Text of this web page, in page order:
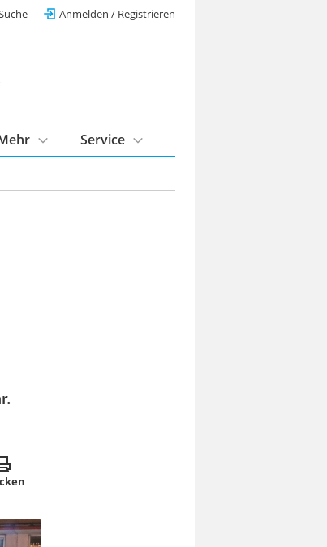
Anmelden / Registrieren
Service